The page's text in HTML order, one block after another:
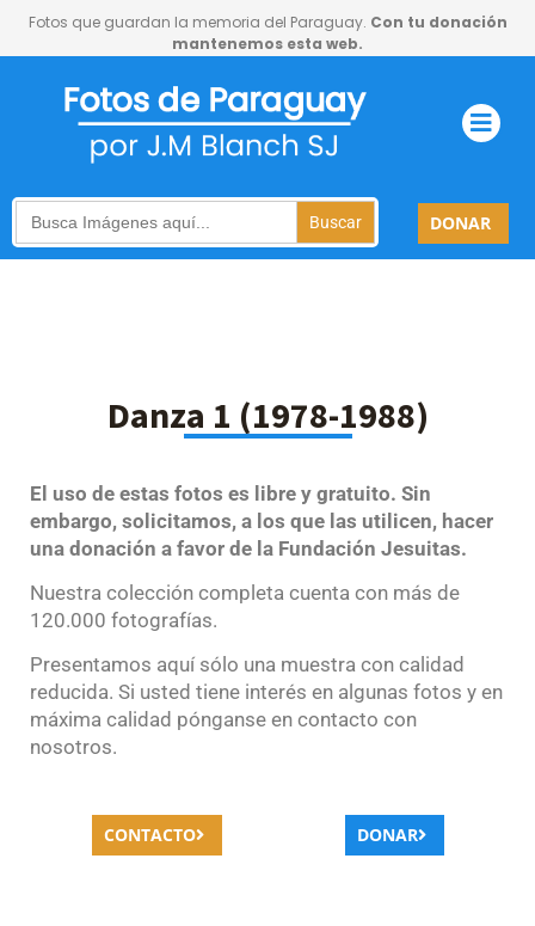
Fotos que guardan la memoria del Paraguay. Con tu donación
mantenemos esta web.
Search
for:
DONAR
Danza 1 (1978-1988)
El uso de estas fotos es libre y gratuito. Sin
embargo, solicitamos, a los que las utilicen, hacer
una donación a favor de la Fundación Jesuitas.
Nuestra colección completa cuenta con más de
120.000 fotografías.
Presentamos aquí sólo una muestra con calidad
reducida. Si usted tiene interés en algunas fotos y en
máxima calidad pónganse en contacto con
nosotros.
CONTACTO DONAR